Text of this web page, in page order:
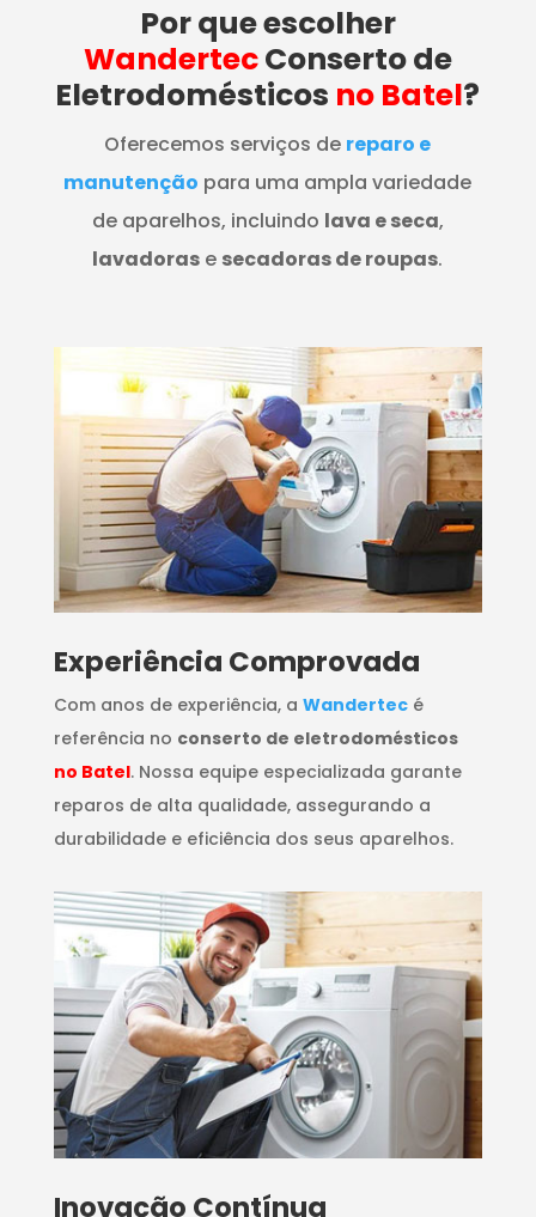
Por que escolher
WandertecConserto de
Eletrodomésticos no Batel?
Oferecemos serviços de reparo e
manutenção para uma ampla variedade
de aparelhos, incluindo lava e seca,
lavadoras e secadoras de roupas.
​Experiência Comprovada
Com anos de experiência, a Wandertecé
referência no conserto de eletrodomésticos
no Batel. Nossa equipe especializada garante
reparos de alta qualidade, assegurando a
durabilidade e eficiência dos seus aparelhos.
Inovação Contínua